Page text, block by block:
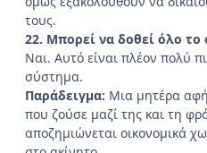
τους.
22. Μπορεί να δοθεί όλο το
Ναι. Αυτό είναι πλέον πολύ
σύστημα.
Παράδειγμα: Μια μητέρα
που ζούσε μαζί της και τη
αποζημιώνεται οικονομικά